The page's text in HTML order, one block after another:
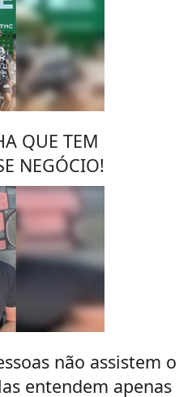
QUE TEM
NEGÓCIO!
não assistem o
entendem apenas